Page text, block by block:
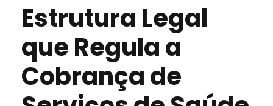
Estrutura Legal
que Regula a
Cobrança de